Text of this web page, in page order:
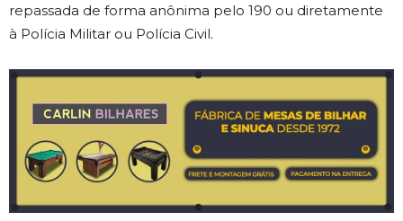
repassada de forma anônima pelo 190 ou diretamente
à Polícia Militar ou Polícia Civil.